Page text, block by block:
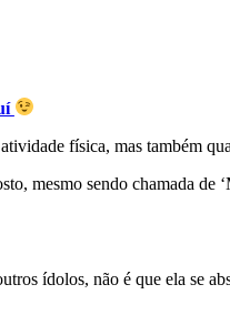
física, mas também
mesmo sendo chamada de
ídolos, não é que ela se